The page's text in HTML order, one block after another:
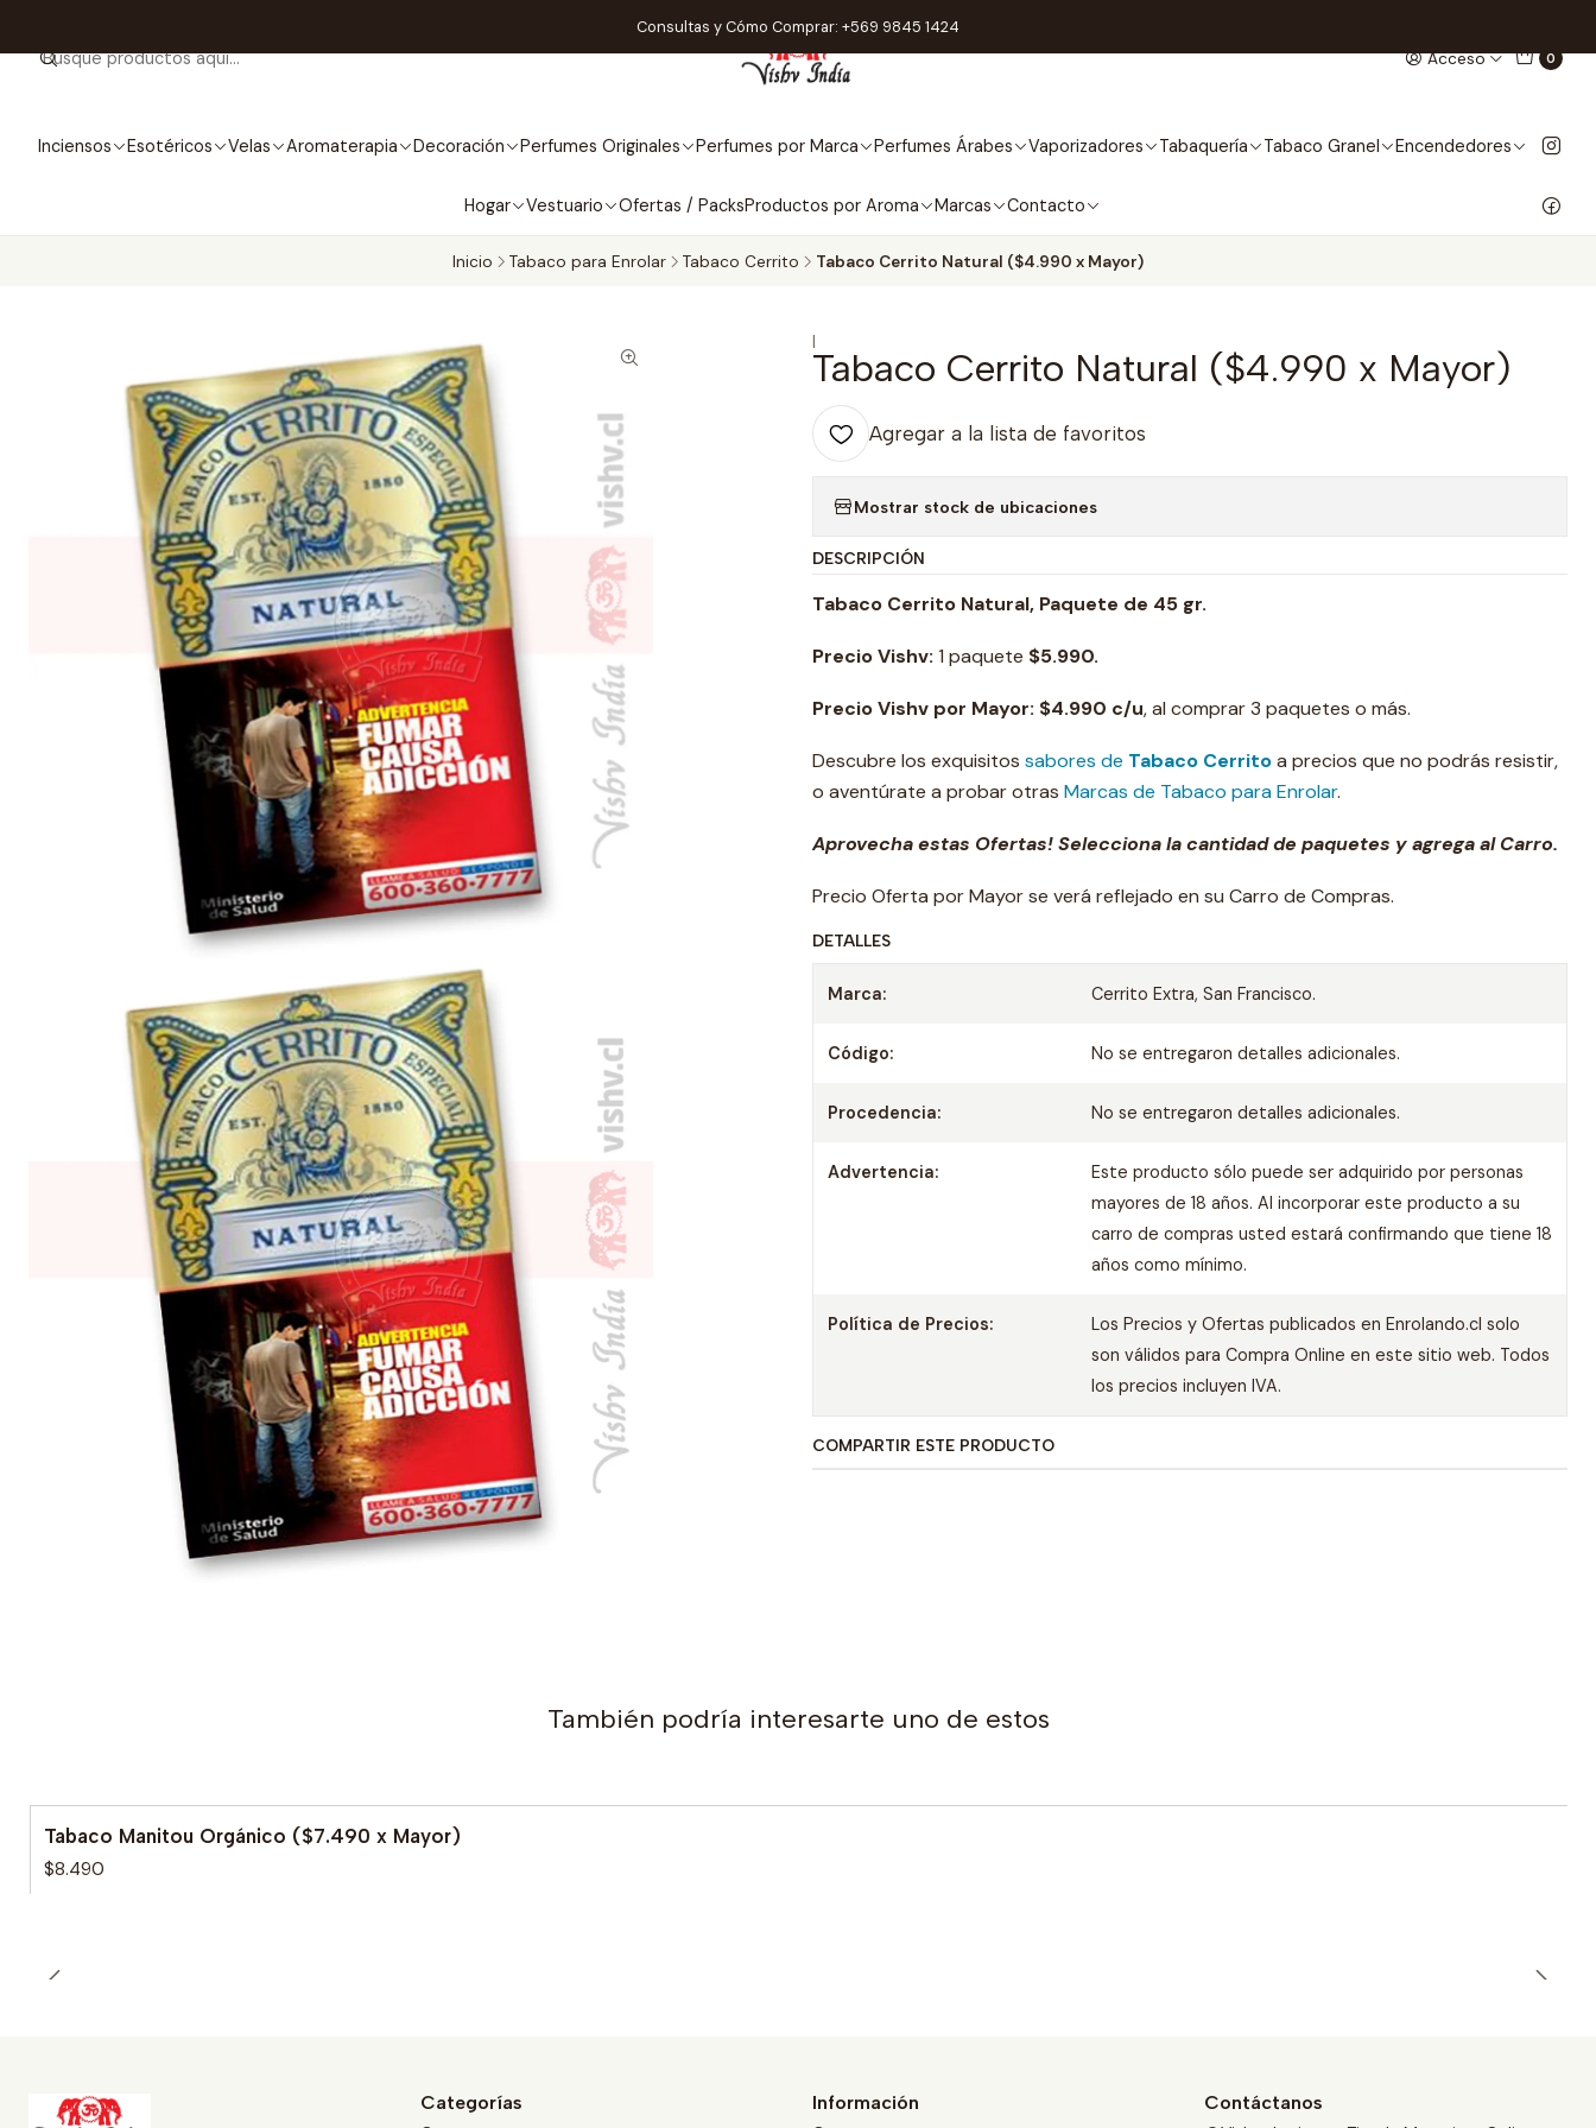
Acceso 0
Inciensos Esotéricos Velas Aromaterapia Decoración Perfumes Originales Perfumes por Marca Perfumes Árabes Vaporizadores Tabaquería Tabaco Granel Encendedores
Hogar Vestuario Ofertas / PacksProductos por Aroma Marcas Contacto
Consultas y Cómo Comprar: +569 9845 1424
Inicio Tabaco para Enrolar Tabaco Cerrito Tabaco Cerrito Natural ($4.990 x Mayor)
|
Tabaco Cerrito Natural ($4.990 x Mayor)
Agregar a la lista de favoritos
Mostrar stock de ubicaciones
DESCRIPCIÓN
Tabaco Cerrito Natural, Paquete de 45 gr.
Precio Vishv: 1 paquete $5.990.
Precio Vishv por Mayor: $4.990 c/u, al comprar 3 paquetes o más.
Descubre los exquisitos sabores de Tabaco Cerritoa precios que no podrás resistir,
o aventúrate a probar otras Marcas de Tabaco para Enrolar.
Aprovecha estas Ofertas! Selecciona la cantidad de paquetes y agrega al Carro.
Precio Oferta por Mayor se verá reflejado en su Carro de Compras.
DETALLES
Marca: Cerrito Extra, San Francisco.
Código: No se entregaron detalles adicionales.
Procedencia: No se entregaron detalles adicionales.
Advertencia:
Este producto sólo puede ser adquirido por personas
mayores de 18 años. Al incorporar este producto a su
carro de compras usted estará confirmando que tiene 18
años como mínimo.
Política de Precios:
Los Precios y Ofertas publicados en Enrolando.cl solo
son válidos para Compra Online en este sitio web. Todos
los precios incluyen IVA.
COMPARTIR ESTE PRODUCTO
También podría interesarte uno de estos
Tabaco Manitou Orgánico ($7.490 x Mayor)
$8.490
Categorías Información Contáctanos